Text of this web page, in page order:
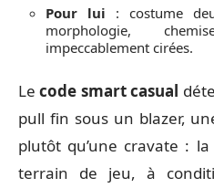
Pour lui : costume
morphologie,
impeccablement cirées.
Lecode smart casual
pull fin sous un blazer,
plutôt qu’une cravate : la
terrain de jeu, à